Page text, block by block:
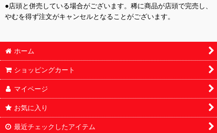
●店頭と併売している場合がございます。稀に商品が店頭で完売し、
やむを得ず注文がキャンセルとなることがございます。
ホーム
ショッピングカート
マイページ
お気に入り
最近チェックしたアイテム